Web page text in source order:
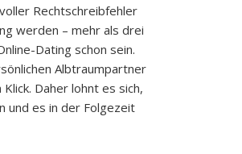
Rechtschreibfehler
werden – mehr als drei
Dating schon sein.
Albtraumpartner
Daher lohnt es sich,
und es in der Folgezeit